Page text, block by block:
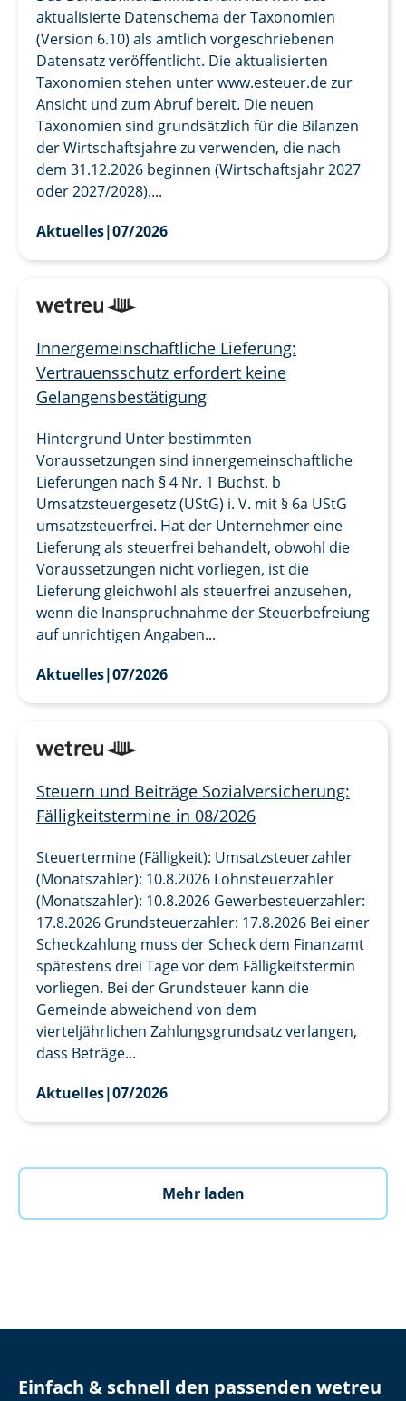
aktualisierte Datenschema der Taxonomien
(Version 6.10) als amtlich vorgeschriebenen
Datensatz veröffentlicht. Die aktualisierten
Taxonomien stehen unter www.esteuer.de zur
Ansicht und zum Abruf bereit. Die neuen
Taxonomien sind grundsätzlich für die Bilanzen
der Wirtschaftsjahre zu verwenden, die nach
dem 31.12.2026 beginnen (Wirtschaftsjahr 2027
oder 2027/2028)....
Aktuelles|07/2026
Innergemeinschaftliche Lieferung:
Vertrauensschutz erfordert keine
Gelangensbestätigung
Hintergrund Unter bestimmten
Voraussetzungen sind innergemeinschaftliche
Lieferungen nach § 4 Nr. 1 Buchst. b
Umsatzsteuergesetz (UStG) i. V. mit § 6a UStG
umsatzsteuerfrei. Hat der Unternehmer eine
Lieferung als steuerfrei behandelt, obwohl die
Voraussetzungen nicht vorliegen, ist die
Lieferung gleichwohl als steuerfrei anzusehen,
wenn die Inanspruchnahme der Steuerbefreiung
auf unrichtigen Angaben...
Aktuelles|07/2026
Steuern und Beiträge Sozialversicherung:
Fälligkeitstermine in 08/2026
Steuertermine (Fälligkeit): Umsatzsteuerzahler
(Monatszahler): 10.8.2026 Lohnsteuerzahler
(Monatszahler): 10.8.2026 Gewerbesteuerzahler:
17.8.2026 Grundsteuerzahler: 17.8.2026 Bei einer
Scheckzahlung muss der Scheck dem Finanzamt
spätestens drei Tage vor dem Fälligkeitstermin
vorliegen. Bei der Grundsteuer kann die
Gemeinde abweichend von dem
vierteljährlichen Zahlungsgrundsatz verlangen,
dass Beträge...
Aktuelles|07/2026
Mehr laden
Einfach & schnell den passenden wetreu